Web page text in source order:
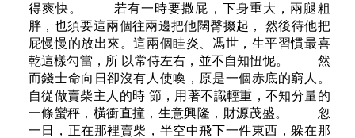
得爽快。 若有一時要撒屁，下身重大，兩腿粗
胖，也須要這兩個往兩邊把他闊臀掇起， 然後待他把
屁慢慢的放出來。這兩個眭炎、馮世，生平習慣最喜
乾這樣勾當，所 以常侍左右，並不自知忸怩。 然
而錢士命向日卻沒有人使喚，原是一個赤底的窮人。
自從做賣柴主人的時 節，用著不識輕重，不知分量的
一條蠻秤，橫衝直撞，生意興隆，財源茂盛。 忽
一日，正在那裡賣柴，半空中飛下一件東西，躲在那